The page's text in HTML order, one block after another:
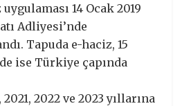
14 Ocak 2019
Adliyesi’nde
Tapuda e-haciz, 15
ise Türkiye çapında
2022 ve 2023 yıllarına